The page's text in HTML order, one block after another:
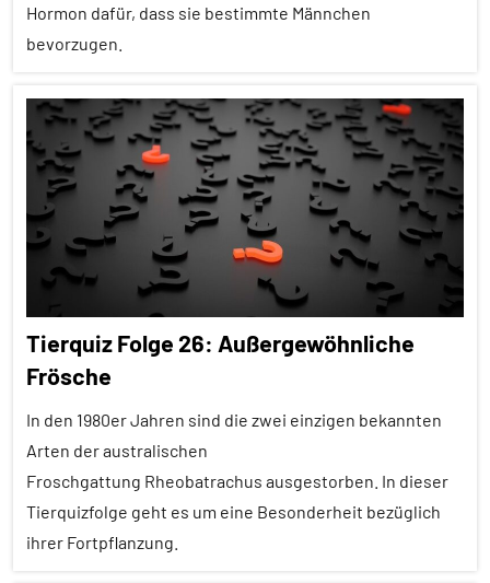
Wirbeltiere
Hormon dafür, dass sie bestimmte Männchen
bevorzugen.
Alle
Alle
Themen
Alle
Tiergruppen
Forschung
aktuell
Fortpflanzung
Hormone
Insekten
Pheromone
Tierquiz Folge 26: Außergewöhnliche
Frösche
In den 1980er Jahren sind die zwei einzigen bekannten
Arten der australischen
Froschgattung Rheobatrachus ausgestorben. In dieser
Tierquizfolge geht es um eine Besonderheit bezüglich
ihrer Fortpflanzung.